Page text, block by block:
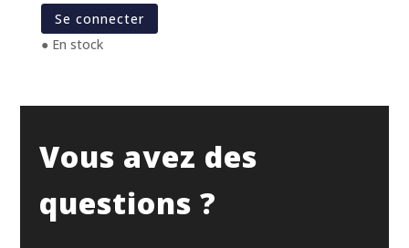
Se connecter
● En stock
Vous avez des
questions ?